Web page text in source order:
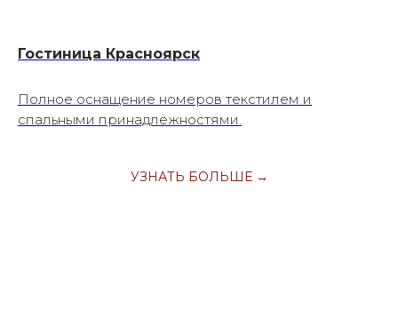
Гостиница Красноярск
Полное оснащение номеров текстилем и
спальными принадлежностями.
УЗНАТЬ БОЛЬШЕ →